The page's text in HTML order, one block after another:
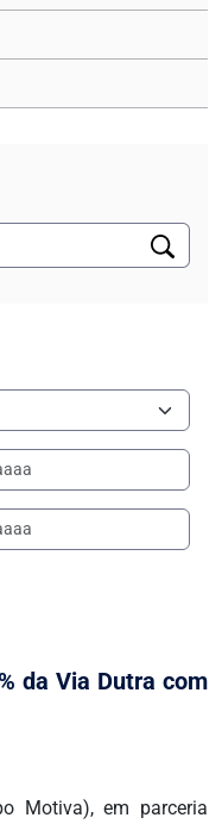
da Via Dutra com
Motiva), em parceria